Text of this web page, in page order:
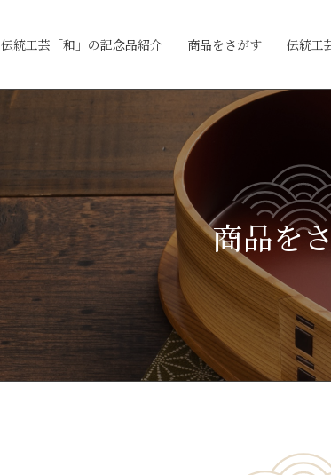
伝統工芸「和」の記念品紹介 商品をさがす 伝統工
商品を